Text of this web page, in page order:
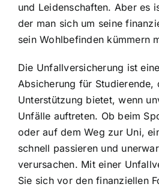
und Leidenschaften. Aber es
der man sich um seine
sein Wohlbefinden kümmern
Die Unfallversicherung ist
Absicherung für Studierende,
Unterstützung bietet, wenn
Unfälle auftreten. Ob beim
oder auf dem Weg zur Uni,
schnell passieren und
verursachen. Mit einer
Sie sich vor den finanziellen